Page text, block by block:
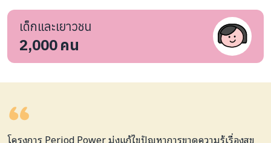
เด็กและเยาวชน
2,000คน
โครงการ Period Power มุ่งแก้ไขปัญหาการขาดความรู้เรื่องสุข